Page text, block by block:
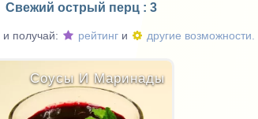
Свежий острый перц : 3
и получай: рейтинги другие возможности.
Соусы И Маринады